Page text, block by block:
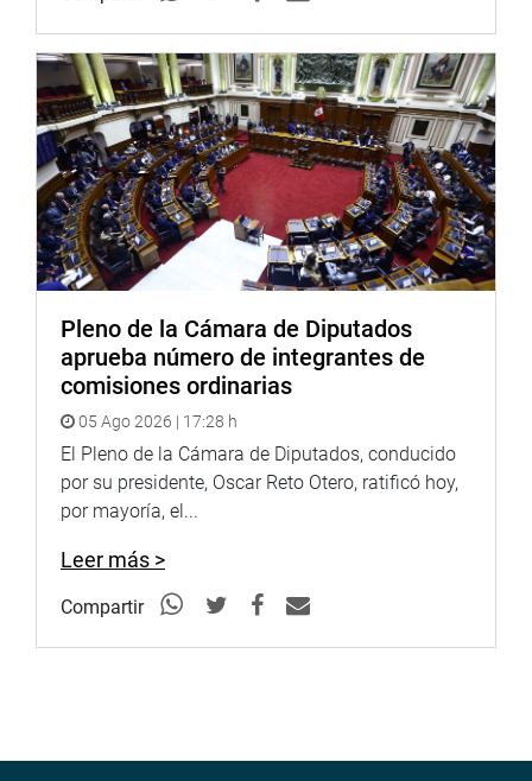
Especial Multipartidaria Pro-Inversión durante el periodo
legislativo, señalando que este grupo ha realizado un
seguimiento permanente a la gestión de los proyectos de
inversión y fortalecer las capacidades técnicas de las
regiones en materia de promoción de la inversión privada.
OFICINA DE COMUNICACIONES E IMAGEN
INSTITUCIONAL
Pleno de la Cámara de Diputados
aprueba número de integrantes de
comisiones ordinarias
05 Ago 2026 | 17:28 h
El Pleno de la Cámara de Diputados, conducido
por su presidente, Oscar Reto Otero, ratificó hoy,
por mayoría, el...
Leer más >
Compartir